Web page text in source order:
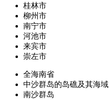
桂林市
柳州市
南宁市
河池市
来宾市
崇左市
全海南省
中沙群岛的岛礁及其海域
南沙群岛